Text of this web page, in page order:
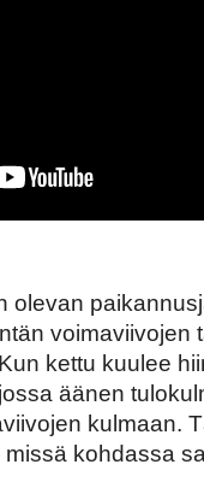
olevan
voimaviivojen
kettu kuulee
äänen
kulmaan.
missä kohdassa